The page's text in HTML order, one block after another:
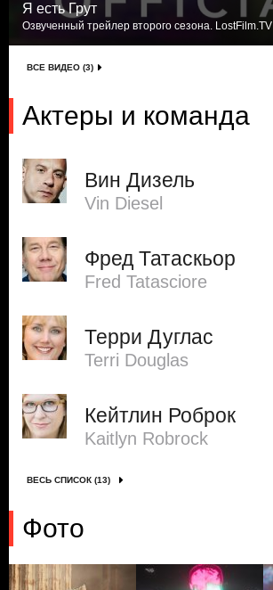
Я есть Грут
Озвученный трейлер второго сезона. LostFilm.TV
ВСЕ ВИДЕО (3)
Актеры и команда
Вин Дизель
Vin Diesel
Фред Татаскьор
Fred Tatasciore
Терри Дуглас
Terri Douglas
Кейтлин Роброк
Kaitlyn Robrock
ВЕСЬ СПИСОК (13)
Фото